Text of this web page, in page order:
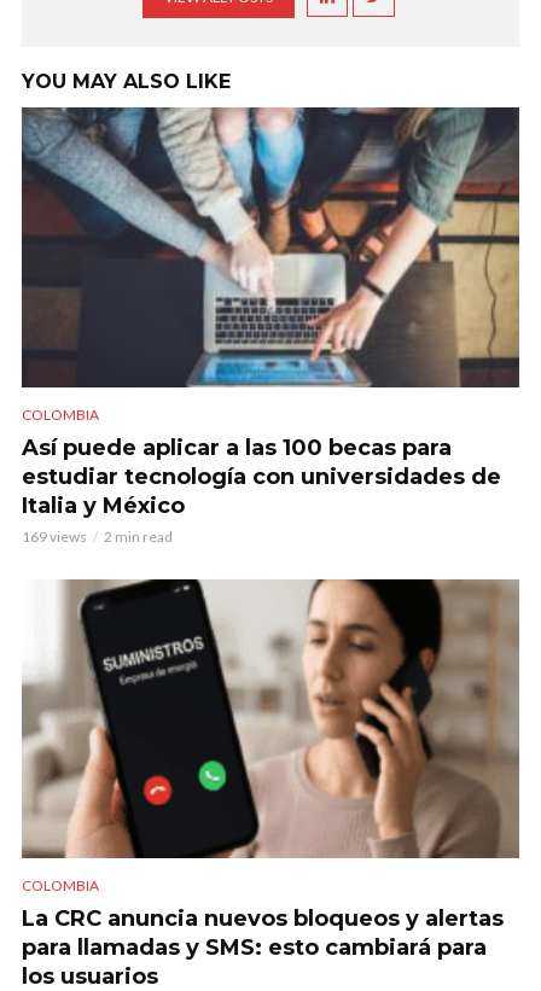
YOU MAY ALSO LIKE
COLOMBIA
Así puede aplicar a las 100 becas para
estudiar tecnología con universidades de
Italia y México
169 views 2 min read
COLOMBIA
La CRC anuncia nuevos bloqueos y alertas
para llamadas y SMS: esto cambiará para
los usuarios